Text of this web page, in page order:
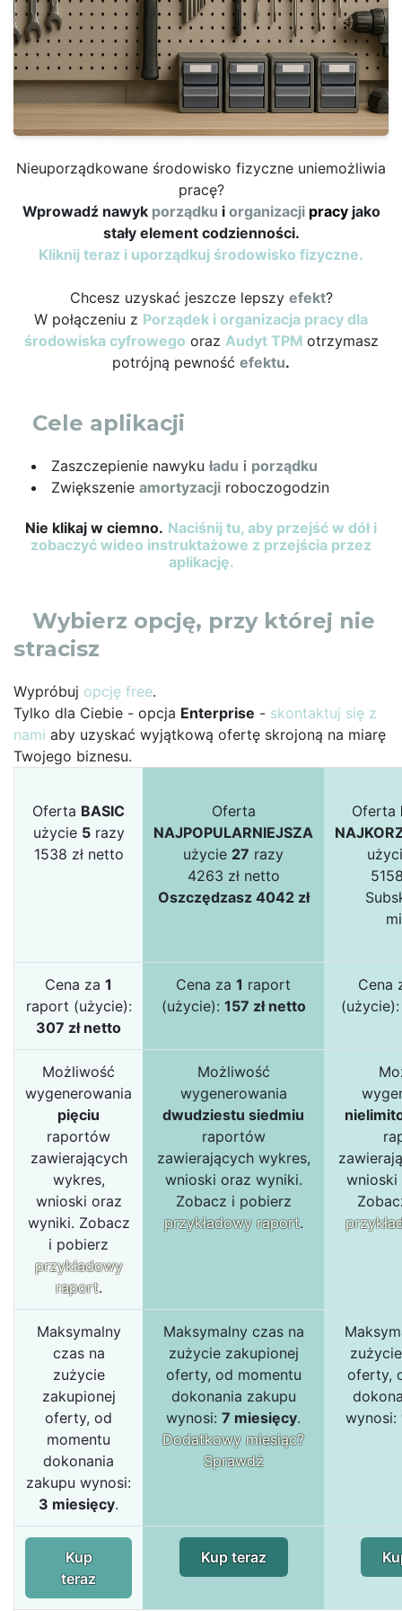
Nieuporządkowane środowisko fizyczne uniemożliwia
pracę?
Wprowadź nawyk porządku i organizacji pracy jako
stały element codzienności.
Kliknij teraz i uporządkuj środowisko fizyczne.
Chcesz uzyskać jeszcze lepszy efekt?
W połączeniu z Porządek i organizacja pracy dla
środowiska cyfrowego oraz Audyt TPM otrzymasz
potrójną pewność efektu.
Cele aplikacji
Zaszczepienie nawyku ładu i porządku
Zwiększenie amortyzacji roboczogodzin
Nie klikaj w ciemno. Naciśnij tu, aby przejść w dół i
zobaczyć wideo instruktażowe z przejścia przez
aplikację.
Wybierz opcję, przy której nie
stracisz
Wypróbuj opcję free.
Tylko dla Ciebie - opcja Enterprise - skontaktuj się z
nami aby uzyskać wyjątkową ofertę skrojoną na miarę
Twojego biznesu.
Oferta BASIC
użycie 5razy
1538 zł netto
Oferta
NAJPOPULARNIEJSZA
użycie 27 razy
4263 zł netto
Oszczędzasz 4042 zł
Oferta
Cena za 1
raport (użycie):
307 zł netto
Cena za 1 raport
(użycie): 157 zł netto
Cena
Możliwość
wygenerowania
pięciu
raportów
zawierających
wykres,
wnioski oraz
wyniki. Zobacz
i pobierz
przykładowy
raport.
Możliwość
wygenerowania
dwudziestu siedmiu
raportów
zawierających wykres,
wnioski oraz wyniki.
Zobacz i pobierz
przykładowy raport.
wnioski
Maksymalny
czas na
zużycie
zakupionej
oferty, od
momentu
dokonania
zakupu wynosi:
3 miesięcy.
Maksymalny czas na
zużycie zakupionej
oferty, od momentu
dokonania zakupu
wynosi: 7 miesięcy.
Dodatkowy miesiąc?
Sprawdź
oferty,
wynosi:
Kup
teraz
Kup teraz